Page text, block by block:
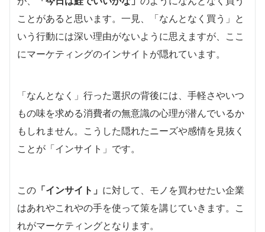
ことがあると思います。一見、「なんとなく買う」と
いう行動には深い理由がないように思えますが、ここ
にマーケティングのインサイトが隠れています。
「なんとなく」行った選択の背後には、手軽さやいつ
もの味を求める消費者の無意識の心理が潜んでいるか
もしれません。こうした隠れたニーズや感情を見抜く
ことが「インサイト」です。
この 「インサイト」 に対して、モノを買わせたい企業
はあれやこれやの手を使って策を講じていきます。こ
れがマーケティングとなります。